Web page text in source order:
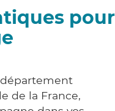
pour
de la France,